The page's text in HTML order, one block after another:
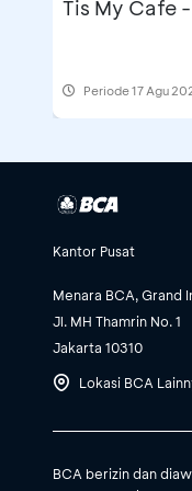
Tis My Cafe
Periode17 Agu
Kantor Pusat
Menara BCA, Grand
Jl. MH Thamrin No. 1
Jakarta 10310
Lokasi BCA
BCA berizin dan